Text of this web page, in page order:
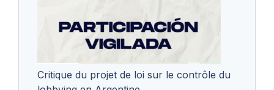
Critique du projet de loi sur le contrôle du